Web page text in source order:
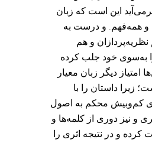
این است که زبان
و همه‌فهم. و درست به
و هم
به‌سوی خود جلب کرده
امتیاز دیگر زبان معیار
زیرا داستان را با
کم‌و‌بیش محکم به اصول
و نیز دوری از کلمه‌ها و
کرده و در نتیجه اثری را